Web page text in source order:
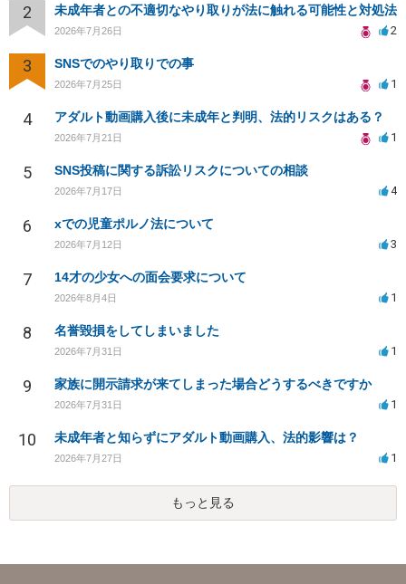
2 未成年者との不適切なやり取りが法に触れる可能性と対処法
2026年7月26日 2
3 SNSでのやり取りでの事
2026年7月25日 1
4 アダルト動画購入後に未成年と判明、法的リスクはある？
2026年7月21日 1
5 SNS投稿に関する訴訟リスクについての相談
2026年7月17日 4
6 xでの児童ポルノ法について
2026年7月12日 3
7 14才の少女への面会要求について
2026年8月4日 1
8 名誉毀損をしてしまいました
2026年7月31日 1
9 家族に開示請求が来てしまった場合どうするべきですか
2026年7月31日 1
10 未成年者と知らずにアダルト動画購入、法的影響は？
2026年7月27日 1
もっと見る